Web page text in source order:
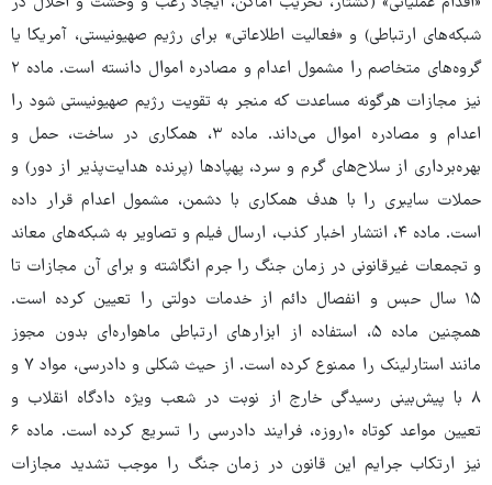
شبکه‌های ارتباطی) و «فعالیت اطلاعاتی» برای رژیم صهیونیستی، آمریکا یا
گروه‌های متخاصم را مشمول اعدام و مصادره اموال دانسته است. ماده ۲
نیز مجازات هرگونه مساعدت که منجر به تقویت رژیم صهیونیستی شود را
اعدام و مصادره اموال می‌داند. ماده ۳، همکاری در ساخت، حمل و
بهره‌برداری از سلاح‌های گرم و سرد، پهپادها (پرنده هدایت‌پذیر از دور) و
حملات سایبری را با هدف همکاری با دشمن، مشمول اعدام قرار داده
است. ماده ۴، انتشار اخبار کذب، ارسال فیلم و تصاویر به شبکه‌های معاند
و تجمعات غیرقانونی در زمان جنگ را جرم انگاشته و برای آن مجازات تا
۱۵ سال حبس و انفصال دائم از خدمات دولتی را تعیین کرده است.
همچنین ماده ۵، استفاده از ابزارهای ارتباطی ماهواره‌ای بدون مجوز
مانند استارلینک را ممنوع کرده است. از حیث شکلی و دادرسی، مواد ۷ و
۸ با پیش‌بینی رسیدگی خارج از نوبت در شعب ویژه دادگاه انقلاب و
تعیین مواعد کوتاه ۱۰‌روزه، فرایند دادرسی را تسریع کرده است. ماده ۶
نیز ارتکاب جرایم این قانون در زمان جنگ را موجب تشدید مجازات